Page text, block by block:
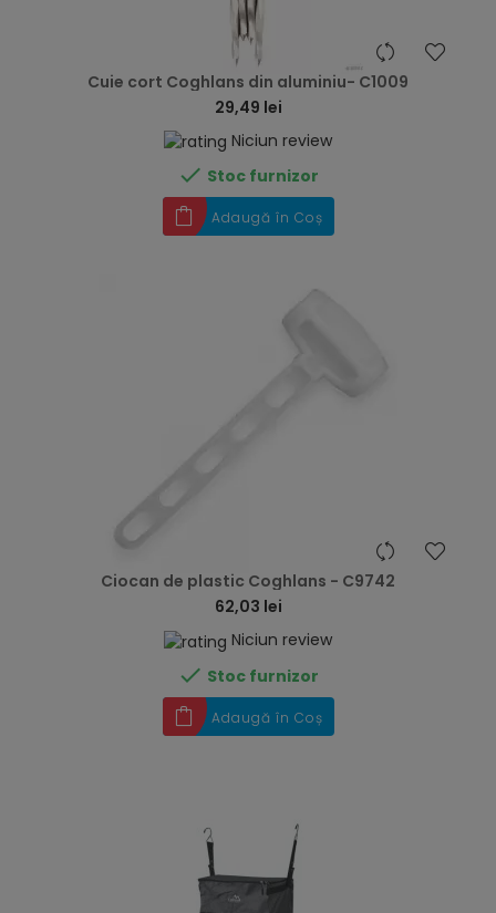
Cuie cort Coghlans din aluminiu- C1009
29,49 lei
Niciun review
 Stoc furnizor
Adaugă în Coș
Ciocan de plastic Coghlans - C9742
62,03 lei
Niciun review
 Stoc furnizor
Adaugă în Coș